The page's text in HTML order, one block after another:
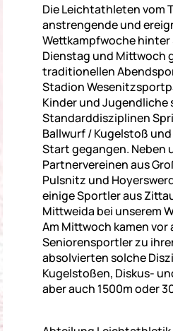
Die Leichtathleten vom
anstrengende und
Wettkampfwoche hinter
Dienstag und Mittwoch
traditionellen
Stadion
Kinder und Jugendliche
Standarddisziplinen
Ballwurf / Kugelstoß
Start gegangen. Neben
Partnervereinen aus
Pulsnitz und
einige Sportler aus
Mittweida bei unserem
Am Mittwoch kamen vor
Seniorensportler zu
absolvierten solche
Kugelstoßen, Diskus-
aber auch 1500m oder